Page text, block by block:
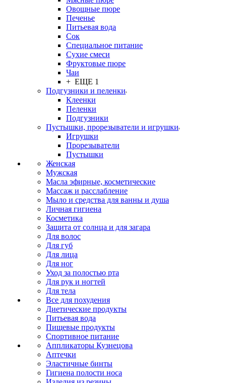
Овощные пюре
Печенье
Питьевая вода
Сок
Специальное питание
Сухие смеси
Фруктовые пюре
Чаи
+ ЕЩЕ 1
Подгузники и пеленки
Клеенки
Пеленки
Подгузники
Пустышки, прорезыватели и игрушки
Игрушки
Прорезыватели
Пустышки
Женская
Мужская
Масла эфирные, косметические
Массаж и расслабление
Мыло и средства для ванны и душа
Личная гигиена
Косметика
Защита от солнца и для загара
Для волос
Для губ
Для лица
Для ног
Уход за полостью рта
Для рук и ногтей
Для тела
Все для похудения
Диетические продукты
Питьевая вода
Пищевые продукты
Спортивное питание
Аппликаторы Кузнецова
Аптечки
Эластичные бинты
Гигиена полости носа